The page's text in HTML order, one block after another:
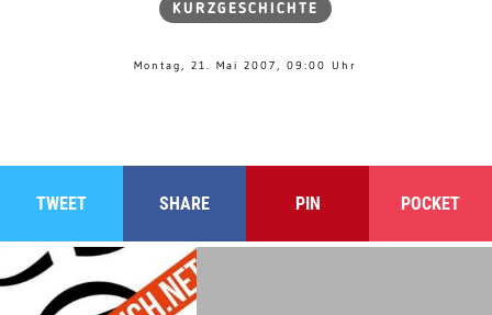
KURZGESCHICHTE
Montag, 21. Mai 2007, 09:00 Uhr
TWEET SHARE PIN POCKET